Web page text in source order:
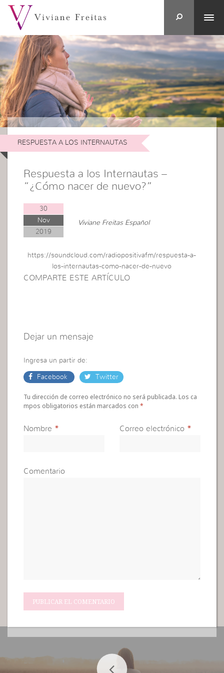
RESPUESTA A LOS INTERNAUTAS
Respuesta a los Internautas –
“¿Cómo nacer de nuevo?”
30
Nov
2019
Viviane Freitas Español
https://soundcloud.com/radiopositivafm/respuesta-a-
los-internautas-como-nacer-de-nuevo
COMPARTE ESTE ARTÍCULO
Dejar un mensaje
Ingresa un partir de:
Facebook Twitter
Tu dirección de correo electrónico no será publicada. Los ca
mpos obligatorios están marcados con*
Nombre * Correo electrónico *
Comentario